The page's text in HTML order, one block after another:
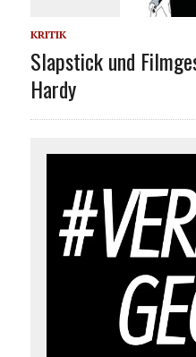
KRITIK
Slapstick und
Hardy